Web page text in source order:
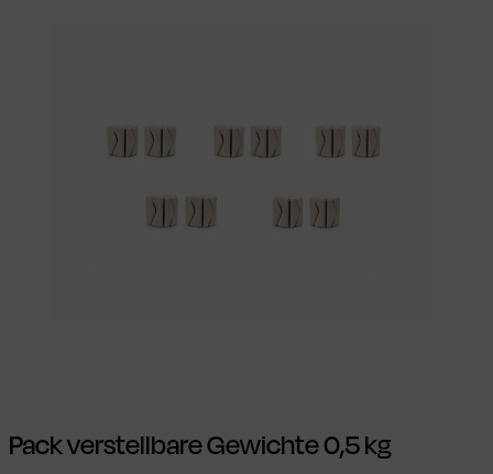
Pack verstellbare Gewichte 0,5 kg